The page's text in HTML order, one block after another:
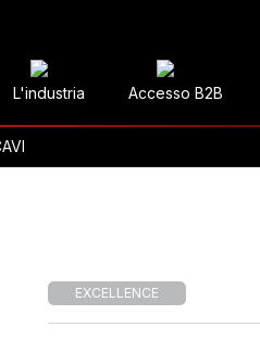
L'industria Accesso B2B
EXCELLENCE